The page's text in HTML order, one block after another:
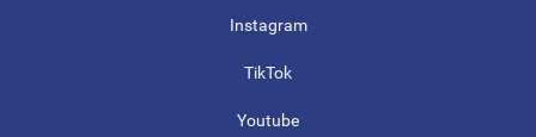
Instagram
TikTok
Youtube